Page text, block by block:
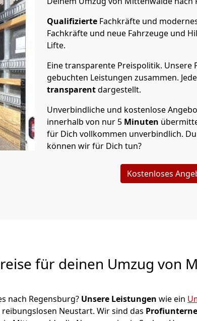
Qualifizierte Fachkräfte und
Fachkräfte und neue Fahrzeuge und
Lifte.
Eine transparente Preispolitik. Unsere
gebuchten Leistungen zusammen.
transparentdargestellt.
Unverbindliche und kostenlose
innerhalb von nur 5 Minuten
für Dich vollkommen unverbindlich.
können wir für Dich tun?
Kostenloses
für deinen Umzug von
nach Regensburg? Unsere Leistungen wie ein
Neustart. Wir sind das